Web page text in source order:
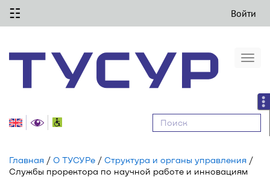
☷ Войти
Главная / О ТУСУРе / Структура и органы управления /
Службы проректора по научной работе и инновациям